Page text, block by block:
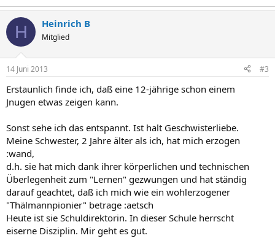
H Heinrich B
Mitglied
14 Juni 2013 #3
Erstaunlich finde ich, daß eine 12-jährige schon einem
Jnugen etwas zeigen kann.
Sonst sehe ich das entspannt. Ist halt Geschwisterliebe.
Meine Schwester, 2 Jahre älter als ich, hat mich erzogen
:wand,
d.h. sie hat mich dank ihrer körperlichen und technischen
Überlegenheit zum "Lernen" gezwungen und hat ständig
darauf geachtet, daß ich mich wie ein wohlerzogener
"Thälmannpionier" betrage :aetsch
Heute ist sie Schuldirektorin. In dieser Schule herrscht
eiserne Disziplin. Mir geht es gut.